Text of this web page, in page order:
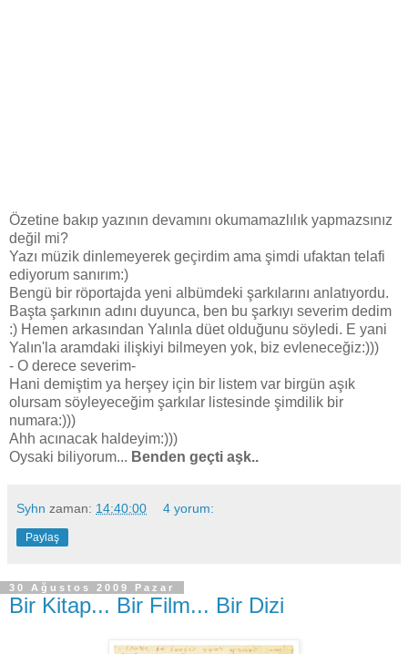
Özetine bakıp yazının devamını okumamazlılık yapmazsınız
değil mi?
Yazı müzik dinlemeyerek geçirdim ama şimdi ufaktan telafi
ediyorum sanırım:)
Bengü bir röportajda yeni albümdeki şarkılarını anlatıyordu.
Başta şarkının adını duyunca, ben bu şarkıyı severim dedim
:) Hemen arkasından Yalınla düet olduğunu söyledi. E yani
Yalın'la aramdaki ilişkiyi bilmeyen yok, biz evleneceğiz:)))
- O derece severim-
Hani demiştim ya herşey için bir listem var birgün aşık
olursam söyleyeceğim şarkılar listesinde şimdilik bir
numara:)))
Ahh acınacak haldeyim:)))
Oysaki biliyorum... Benden geçti aşk..
Syhn zaman: 14:40:00 4 yorum:
Paylaş
30 Ağustos 2009 Pazar
Bir Kitap... Bir Film... Bir Dizi